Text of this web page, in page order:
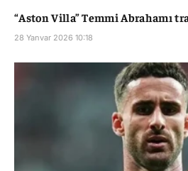
“Aston Villa” Temmi Abrahamı
28 Yanvar 2026 10:18